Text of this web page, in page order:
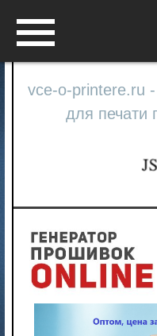
vce-o-printere.ru
для печати